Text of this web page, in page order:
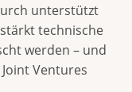
unterstützt
technische
werden – und
Ventures